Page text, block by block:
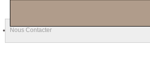
Nous Contacter